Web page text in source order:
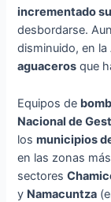
incrementado
desbordarse.
disminuido, en
aguaceros que
Equipos de
Nacional de
losmunicipios
en las zonas
sectores
y Namacuntza